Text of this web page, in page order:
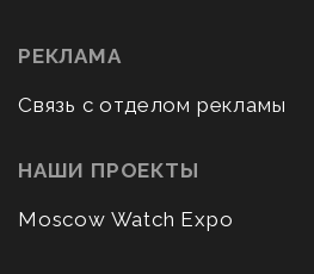
РЕКЛАМА
Связь с отделом рекламы
НАШИ ПРОЕКТЫ
Moscow Watch Expo